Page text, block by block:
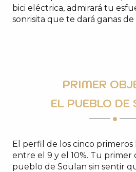
bici eléctrica, admirará tu
sonrisita que te dará ganas
PRIMER
EL PUEBLO DE
El perfil de los cinco primeros
entre el 9 y el 10%. Tu primer
pueblo de Soulan sin sentir